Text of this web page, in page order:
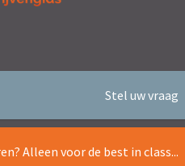
Stel uw vraag
Alleen voor de best in class...